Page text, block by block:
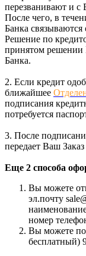
перезванивают и с
После чего, в
Банка
Решение по
принятом решении
Банка.
2. Если кредит
ближайшее
подписания
потребуется
3. После
передает Ваш
Еще 2 способа
Вы можете
эл.почту
номер
Вы можете
бесплатный)